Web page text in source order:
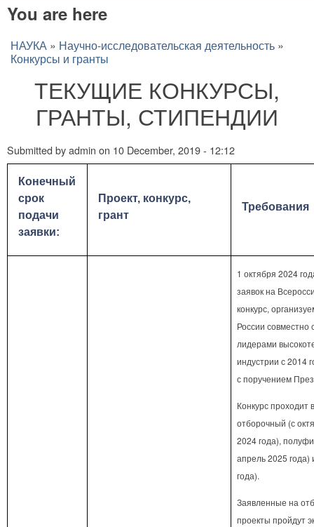
You are here
НАУКА » Научно-исследовательская деятельность »
Конкурсы и гранты
ТЕКУЩИЕ КОНКУРСЫ,
ГРАНТЫ, СТИПЕНДИИ
Submitted byadmin on 10 December, 2019 - 12:12
Конечный
срок
подачи
заявки:
Проект, конкурс,
грант
Требования
1 октября 2024
заявок на
конкурс,
России совместно
лидерами
индустрии с 2014
с поручением
Конкурс проходит
отборочный (с
2024 года),
апрель 2025
года).
Заявленные на
проекты пройдут